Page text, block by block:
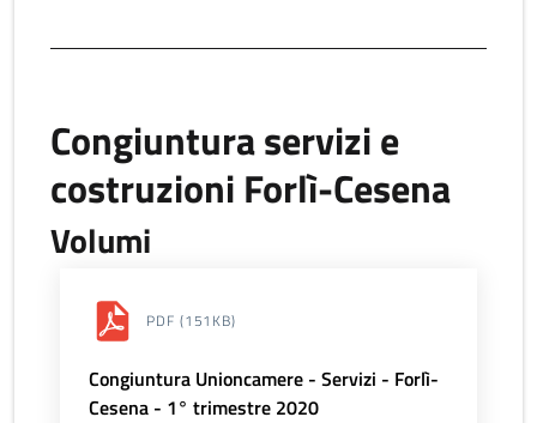
Congiuntura servizi e
costruzioni Forlì-Cesena
Volumi
PDF (151KB)
Congiuntura Unioncamere - Servizi - Forlì-
Cesena - 1° trimestre 2020